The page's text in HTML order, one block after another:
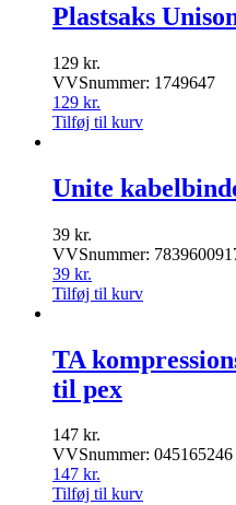
Plastsaks
129 kr.
VVSnummer: 1749647
129 kr.
Tilføj til kurv
Unite
39 kr.
VVSnummer:
39 kr.
Tilføj til kurv
TA
til pex
147 kr.
VVSnummer: 045165246
147 kr.
Tilføj til kurv